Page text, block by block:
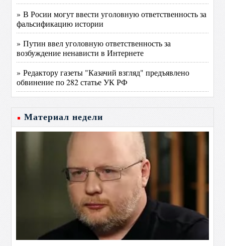
» В Росии могут ввести уголовную ответственность за
фальсификацию истории
» Путин ввел уголовную ответственность за
возбуждение ненависти в Интернете
» Редактору газеты "Казачий взгляд" предъявлено
обвинение по 282 статье УК РФ
Материал недели